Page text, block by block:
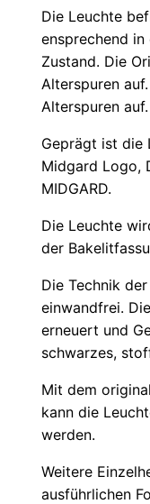
Die Leuchte
ensprechend
Zustand. Die
Alterspuren
Alterspuren auf.
Geprägt ist die
Midgard Logo,
MIDGARD.
Die Leuchte
der
Die Technik
einwandfrei.
erneuert und
schwarzes,
Mit dem
kann die
werden.
Weitere
ausführlichen